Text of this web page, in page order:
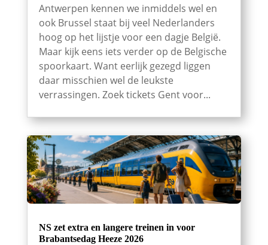
Antwerpen kennen we inmiddels wel en
ook Brussel staat bij veel Nederlanders
hoog op het lijstje voor een dagje België.
Maar kijk eens iets verder op de Belgische
spoorkaart. Want eerlijk gezegd liggen
daar misschien wel de leukste
verrassingen. Zoek tickets Gent voor...
NS zet extra en langere treinen in voor
Brabantsedag Heeze 2026